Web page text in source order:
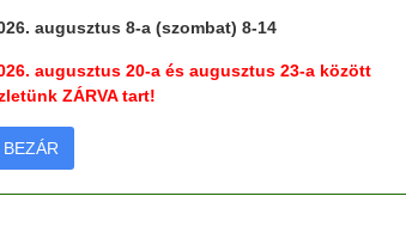
jpg file-t max 1Mb méretben!
augusztus 8-a (szombat) 8-14
augusztus 20-a és augusztus 23-a között
ZÁRVA tart!
BEZÁR